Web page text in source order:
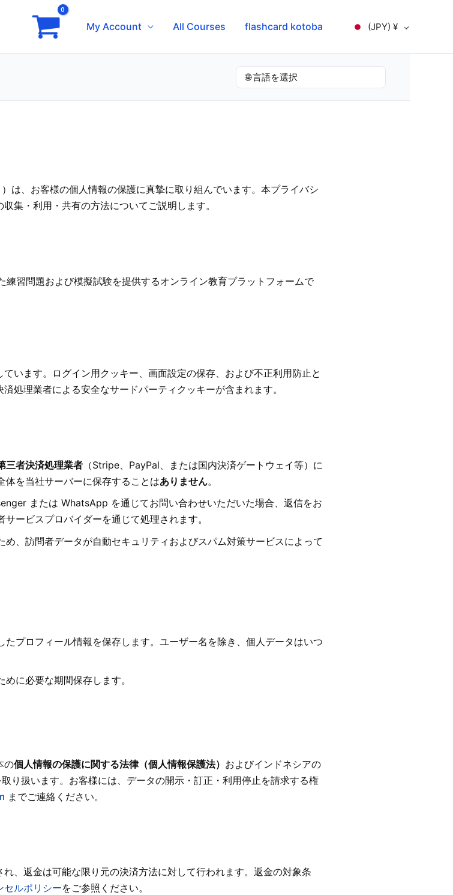
My Account All Courses flashcard kotoba (JPY) ¥
は、お客様の個人情報の保護に真摯に取り組んでいます。本プライバシ
集・利用・共有の方法についてご説明します。
習問題および模擬試験を提供するオンライン教育プラットフォームで
います。ログイン用クッキー、画面設定の保存、および不正利用防止と
処理業者による安全なサードパーティクッキーが含まれます。
三者決済処理業者 （Stripe、PayPal、または国内決済ゲートウェイ等）に
体を当社サーバーに保存することはありません。
または WhatsApp を通じてお問い合わせいただいた場合、返信をお
ービスプロバイダーを通じて処理されます。
め、訪問者データが自動セキュリティおよびスパム対策サービスによって
たプロフィール情報を保存します。ユーザー名を除き、個人データはいつ
に必要な期間保存します。
の個人情報の保護に関する法律（個人情報保護法） およびインドネシアの
り扱います。お客様には、データの開示・訂正・利用停止を請求する権
までご連絡ください。
れ、返金は可能な限り元の決済方法に対して行われます。返金の対象条
セルポリシーをご参照ください。